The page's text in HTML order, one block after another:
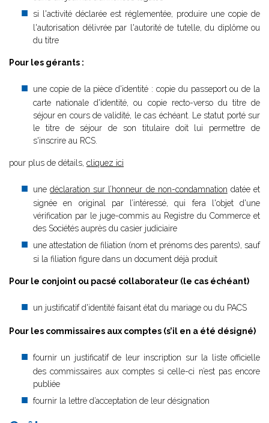
si l'activité déclarée est réglementée, produire une copie de
l'autorisation délivrée par l'autorité de tutelle, du diplôme ou
du titre
Pour les gérants :
une copie de la pièce d'identité : copie du passeport ou de la
carte nationale d'identité, ou copie recto-verso du titre de
séjour en cours de validité, le cas échéant. Le statut porté sur
le titre de séjour de son titulaire doit lui permettre de
s'inscrire au RCS.
pour plus de détails, cliquez ici
unedéclaration sur l’honneur de non-condamnation datée et
signée en original par l’intéressé, qui fera l'objet d'une
vérification par le juge-commis au Registre du Commerce et
des Sociétés auprès du casier judiciaire
une attestation de filiation (nom et prénoms des parents), sauf
si la filiation figure dans un document déjà produit
Pour le conjoint ou pacsé collaborateur (le cas échéant)
un justificatif d'identité faisant état du mariage ou du PACS
Pour les commissaires aux comptes (s’il en a été désigné)
fournir un justificatif de leur inscription sur la liste officielle
des commissaires aux comptes si celle-ci n’est pas encore
publiée
fournir la lettre d’acceptation de leur désignation